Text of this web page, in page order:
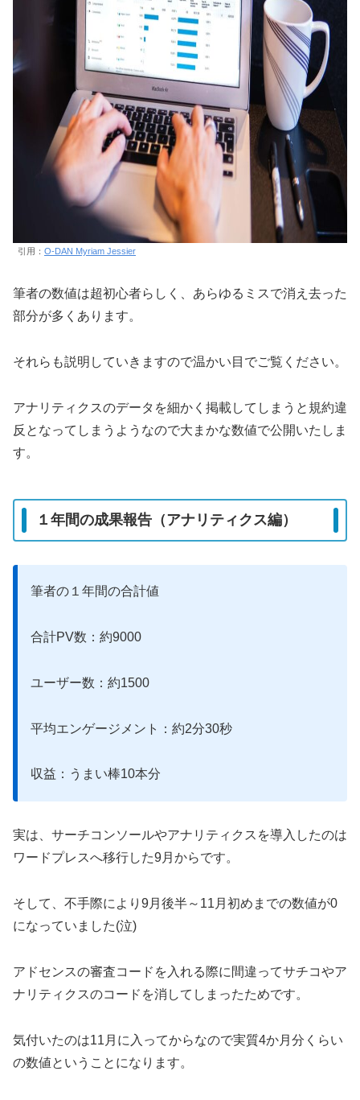
引用： O-DAN Myriam Jessier
筆者の数値は超初心者らしく、あらゆるミスで消え去った
部分が多くあります。
それらも説明していきますので温かい目でご覧ください。
アナリティクスのデータを細かく掲載してしまうと規約違
反となってしまうようなので大まかな数値で公開いたしま
す。
１年間の成果報告（アナリティクス編）
筆者の１年間の合計値
合計PV数：約9000
ユーザー数：約1500
平均エンゲージメント：約2分30秒
収益：うまい棒10本分
実は、サーチコンソールやアナリティクスを導入したのは
ワードプレスへ移行した9月からです。
そして、不手際により9月後半～11月初めまでの数値が0
になっていました(泣)
アドセンスの審査コードを入れる際に間違ってサチコやア
ナリティクスのコードを消してしまったためです。
気付いたのは11月に入ってからなので実質4か月分くらい
の数値ということになります。